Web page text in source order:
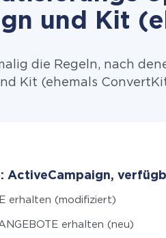
und Kit
die Regeln, nach
Kit (ehemals
ActiveCampaign,
erhalten (modifiziert)
erhalten (neu)